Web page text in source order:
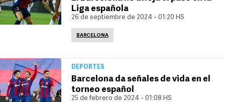
Liga española
26 de septiembre de 2024 - 01:20 HS
BARCELONA
DEPORTES
Barcelona da señales de vida en el
torneo español
25 de febrero de 2024 - 01:08 HS